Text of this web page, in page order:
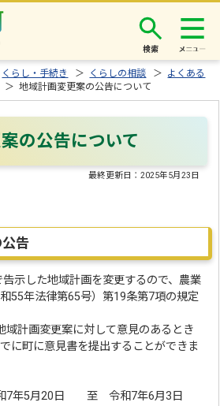
検索
くらし・手続き ＞ くらしの相談 ＞ よくある
＞ 地域計画変更案の公告について
の公告について
最終更新日：2025年5月23日
告
示した地域計画を変更するので、農業
55年法律第65号）第19条第7項の規定
域計画変更案に対して意見のあるとき
に町に意見書を提出することができま
年5月20日 至 令和7年6月3日